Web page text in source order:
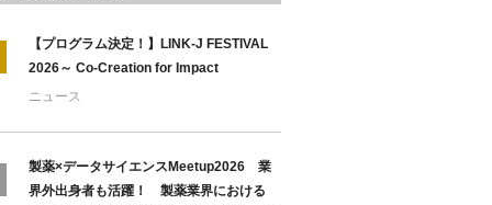
【プログラム決定！】LINK-J FESTIVAL
2026～ Co-Creation for Impact
ニュース
製薬×データサイエンスMeetup2026 業
界外出身者も活躍！ 製薬業界における